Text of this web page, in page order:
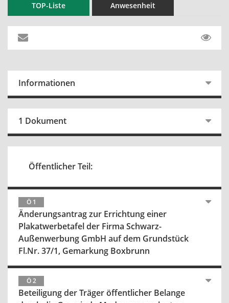
TOP-Liste Anwesenheit
Informationen
1 Dokument
Öffentlicher Teil:
Ö 1
Änderungsantrag zur Errichtung einer
Plakatwerbetafel der Firma Schwarz-
Außenwerbung GmbH auf dem Grundstück
Fl.Nr. 37/1, Gemarkung Boxbrunn
Ö 2
Beteiligung der Träger öffentlicher Belange